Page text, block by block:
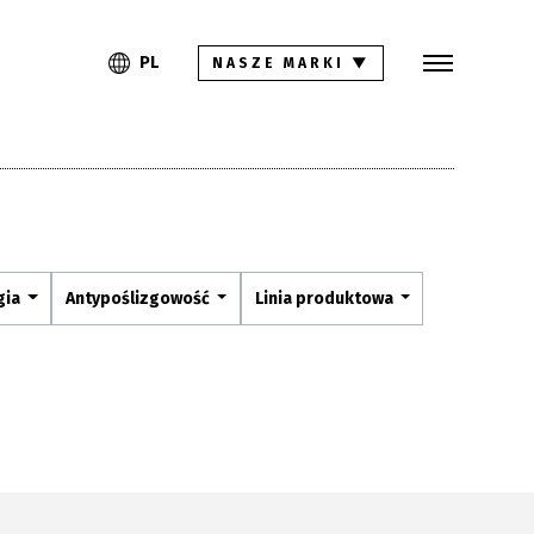
PL
PL NASZE MARKI ▼
Antypoślizgowość Linia produktowa
Inspiracje
Pliki do pobrania
Strefa architekta